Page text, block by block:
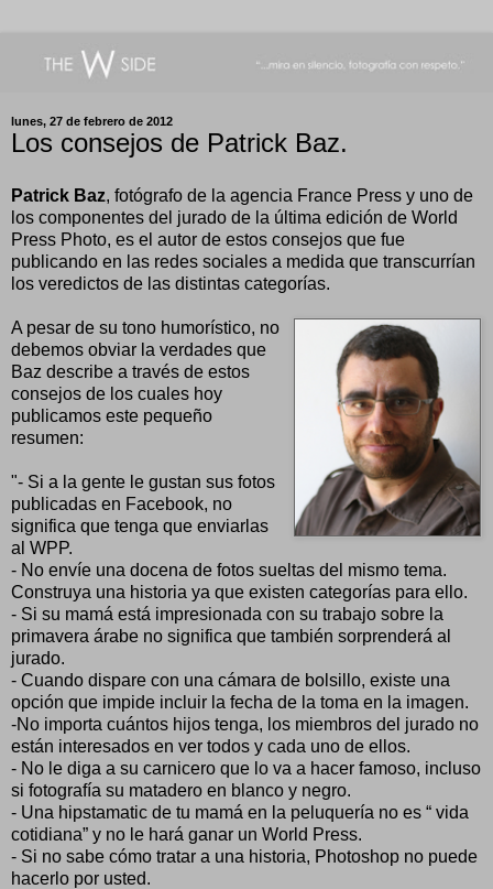
lunes, 27 de febrero de 2012
Los consejos de Patrick Baz.
Patrick Baz, fotógrafo de la agencia France Press y uno de
los componentes del jurado de la última edición de World
Press Photo, es el autor de estos consejos que fue
publicando en las redes sociales a medida que transcurrían
los veredictos de las distintas categorías.
A pesar de su tono humorístico, no
debemos obviar la verdades que
Baz describe a través de estos
consejos de los cuales hoy
publicamos este pequeño
resumen:
"- Si a la gente le gustan sus fotos
publicadas en Facebook, no
significa que tenga que enviarlas
al WPP.
- No envíe una docena de fotos sueltas del mismo tema.
Construya una historia ya que existen categorías para ello.
- Si su mamá está impresionada con su trabajo sobre la
primavera árabe no significa que también sorprenderá al
jurado.
- Cuando dispare con una cámara de bolsillo, existe una
opción que impide incluir la fecha de la toma en la imagen.
-No importa cuántos hijos tenga, los miembros del jurado no
están interesados en ver todos y cada uno de ellos.
- No le diga a su carnicero que lo va a hacer famoso, incluso
si fotografía su matadero en blanco y negro.
- Una hipstamatic de tu mamá en la peluquería no es “ vida
cotidiana” y no le hará ganar un World Press.
- Si no sabe cómo tratar a una historia, Photoshop no puede
hacerlo por usted.